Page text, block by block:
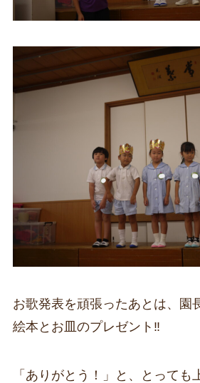
お歌発表を頑張ったあとは、園
絵本とお皿のプレゼント‼
「ありがとう！」と、とっても